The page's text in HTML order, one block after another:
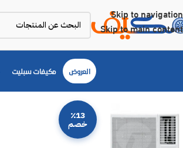
Skip to navigation
Skip to main content
العروض مكيفات سبليت
٪13
خصم